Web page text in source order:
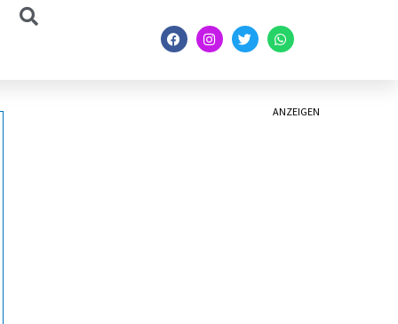
ANZEIGEN